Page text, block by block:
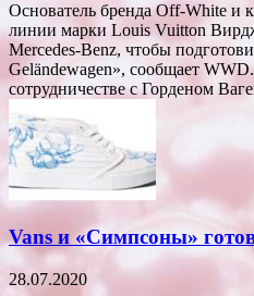
Основатель бренда Off-White и
линии марки Louis Vuitton
Mercedes-Benz, чтобы
Geländewagen», сообщает
сотрудничестве с Горденом
Vans и «Симпсоны»
28.07.2020